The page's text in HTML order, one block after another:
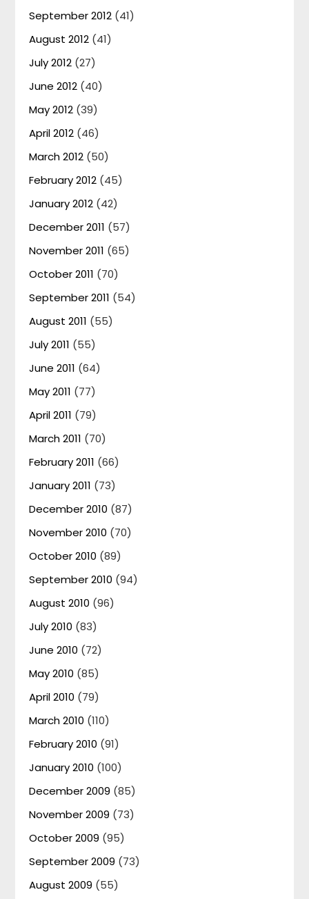
September 2012 (41)
August 2012 (41)
July 2012 (27)
June 2012 (40)
May 2012 (39)
April 2012 (46)
March 2012 (50)
February 2012 (45)
January 2012 (42)
December 2011 (57)
November 2011 (65)
October 2011 (70)
September 2011 (54)
August 2011 (55)
July 2011 (55)
June 2011 (64)
May 2011 (77)
April 2011 (79)
March 2011 (70)
February 2011 (66)
January 2011 (73)
December 2010 (87)
November 2010 (70)
October 2010 (89)
September 2010 (94)
August 2010 (96)
July 2010 (83)
June 2010 (72)
May 2010 (85)
April 2010 (79)
March 2010 (110)
February 2010 (91)
January 2010 (100)
December 2009 (85)
November 2009 (73)
October 2009 (95)
September 2009 (73)
August 2009 (55)